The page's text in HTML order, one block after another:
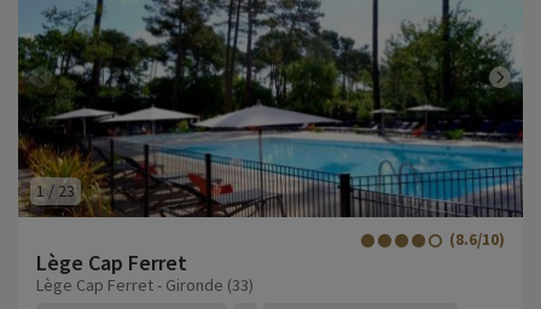
1 / 23
Lège Cap Ferret
(8.6/10)
Lège Cap Ferret - Gironde (33)